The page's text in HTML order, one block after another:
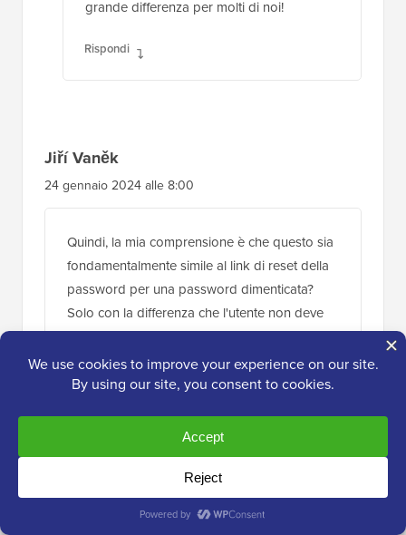
grande differenza per molti di noi!
Rispondi
Jiří Vaněk
24 gennaio 2024 alle 8:00
Quindi, la mia comprensione è che questo sia
fondamentalmente simile al link di reset della
password per una password dimenticata?
Solo con la differenza che l'utente non deve
cambiare la password e accede
semplicemente tramite il link?
Supporto WPBeginner
26 gennaio 2024 alle 9:36